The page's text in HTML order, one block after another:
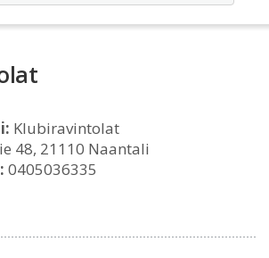
Klubiravintolat
48, 21110 Naantali
0405036335